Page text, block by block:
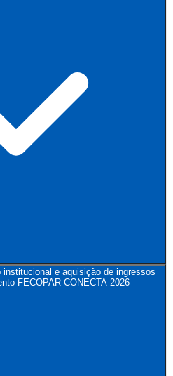
e aquisição de ingressos
FECOPAR CONECTA 2026